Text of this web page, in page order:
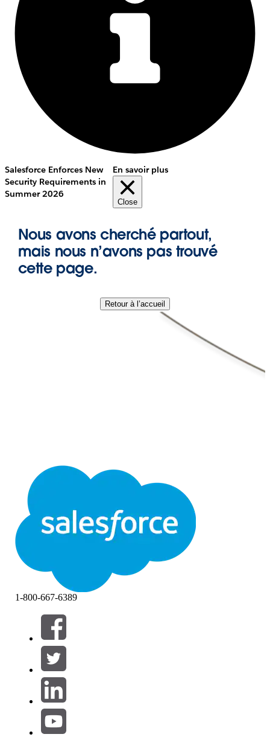
Salesforce Enforces New
Security Requirements in
Summer 2026
En savoir plus
Close
Nous avons cherché partout,
mais nous n’avons pas trouvé
cette page.
Retour à l’accueil
1-800-667-6389